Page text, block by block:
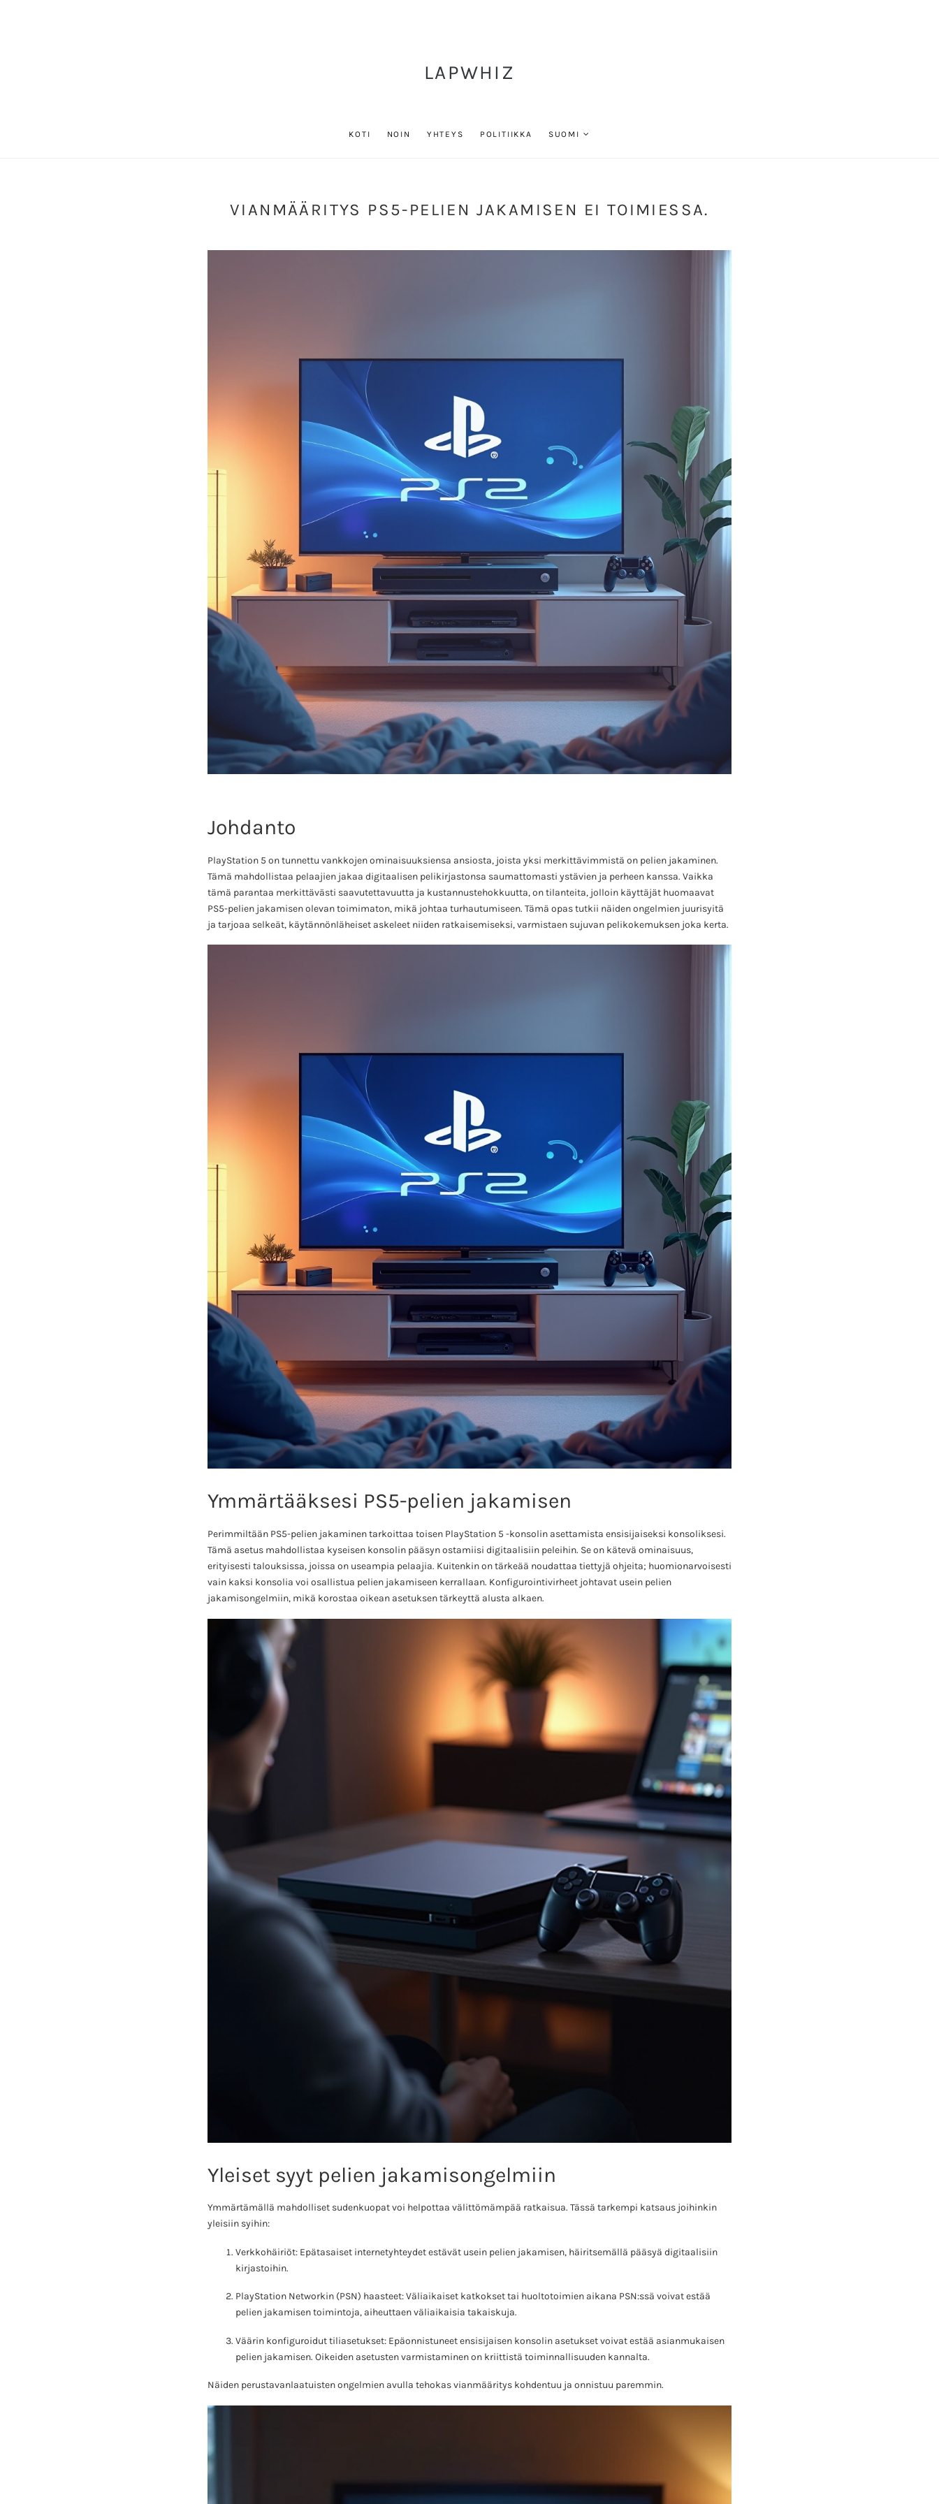
LAPWHIZ
KOTI NOIN YHTEYS POLITIIKKA SUOMI
VIANMÄÄRITYS PS5-PELIEN JAKAMISEN EI TOIMIESSA.
Johdanto
PlayStation 5 on tunnettu vankkojen ominaisuuksiensa ansiosta, joista yksi merkittävimmistä on pelien jakaminen.
Tämä mahdollistaa pelaajien jakaa digitaalisen pelikirjastonsa saumattomasti ystävien ja perheen kanssa. Vaikka
tämä parantaa merkittävästi saavutettavuutta ja kustannustehokkuutta, on tilanteita, jolloin käyttäjät huomaavat
PS5-pelien jakamisen olevan toimimaton, mikä johtaa turhautumiseen. Tämä opas tutkii näiden ongelmien juurisyitä
ja tarjoaa selkeät, käytännönläheiset askeleet niiden ratkaisemiseksi, varmistaen sujuvan pelikokemuksen joka kerta.
Ymmärtääksesi PS5-pelien jakamisen
Perimmiltään PS5-pelien jakaminen tarkoittaa toisen PlayStation 5 -konsolin asettamista ensisijaiseksi konsoliksesi.
Tämä asetus mahdollistaa kyseisen konsolin pääsyn ostamiisi digitaalisiin peleihin. Se on kätevä ominaisuus,
erityisesti talouksissa, joissa on useampia pelaajia. Kuitenkin on tärkeää noudattaa tiettyjä ohjeita; huomionarvoisesti
vain kaksi konsolia voi osallistua pelien jakamiseen kerrallaan. Konfigurointivirheet johtavat usein pelien
jakamisongelmiin, mikä korostaa oikean asetuksen tärkeyttä alusta alkaen.
Yleiset syyt pelien jakamisongelmiin
Ymmärtämällä mahdolliset sudenkuopat voi helpottaa välittömämpää ratkaisua. Tässä tarkempi katsaus joihinkin
yleisiin syihin:
Verkkohäiriöt: Epätasaiset internetyhteydet estävät usein pelien jakamisen, häiritsemällä pääsyä digitaalisiin
kirjastoihin.
PlayStation Networkin (PSN) haasteet: Väliaikaiset katkokset tai huoltotoimien aikana PSN:ssä voivat estää
pelien jakamisen toimintoja, aiheuttaen väliaikaisia takaiskuja.
Väärin konfiguroidut tiliasetukset: Epäonnistuneet ensisijaisen konsolin asetukset voivat estää asianmukaisen
pelien jakamisen. Oikeiden asetusten varmistaminen on kriittistä toiminnallisuuden kannalta.
Näiden perustavanlaatuisten ongelmien avulla tehokas vianmääritys kohdentuu ja onnistuu paremmin.